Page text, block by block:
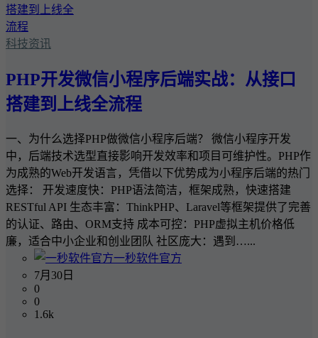
科技资讯
PHP开发微信小程序后端实战：从接口
搭建到上线全流程
一、为什么选择PHP做微信小程序后端？ 微信小程序开发
中，后端技术选型直接影响开发效率和项目可维护性。PHP作
为成熟的Web开发语言，凭借以下优势成为小程序后端的热门
选择： 开发速度快：PHP语法简洁，框架成熟，快速搭建
RESTful API 生态丰富：ThinkPHP、Laravel等框架提供了完善
的认证、路由、ORM支持 成本可控：PHP虚拟主机价格低
廉，适合中小企业和创业团队 社区庞大：遇到…...
一秒软件官方
7月30日
0
0
1.6k